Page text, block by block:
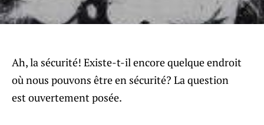
Ah, la sécurité! Existe-t-il encore quelque endroit
où nous pouvons être en sécurité? La question
est ouvertement posée.